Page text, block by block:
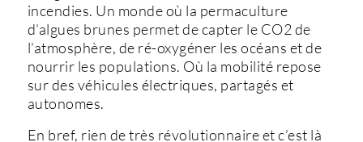
incendies. Un monde où la permaculture
d’algues brunes permet de capter le CO2 de
l’atmosphère, de ré-oxygéner les océans et de
nourrir les populations. Où la mobilité repose
sur des véhicules électriques, partagés et
autonomes.
En bref, rien de très révolutionnaire et c’est là